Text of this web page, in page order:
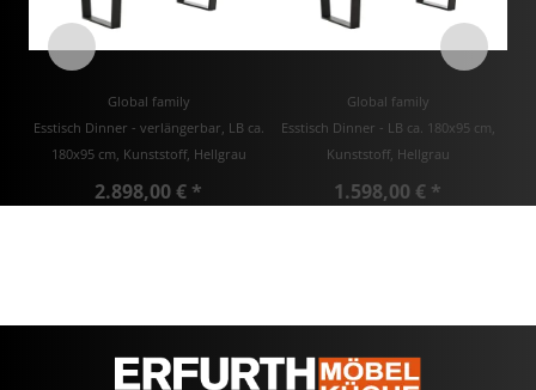
Global family
Esstisch Dinner - verlängerbar, LB ca.
180x95 cm, Kunststoff, Hellgrau
2.898,00 € *
Global family
Esstisch Dinner - LB ca. 180x95 cm,
Kunststoff, Hellgrau
1.598,00 € *